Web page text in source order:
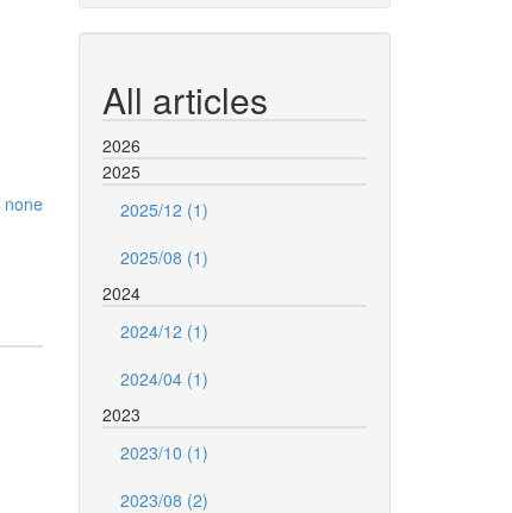
none
All articles
2026
2025
2025/12 (1)
2025/08 (1)
2024
2024/12 (1)
2024/04 (1)
2023
2023/10 (1)
2023/08 (2)